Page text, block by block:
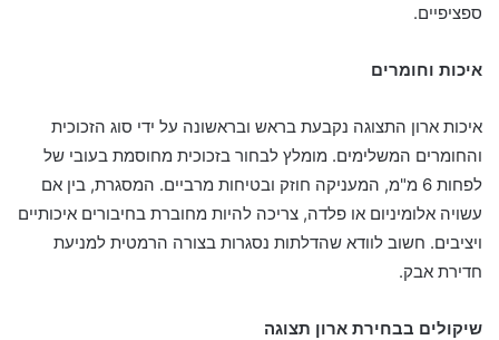
ספציפיים.
איכות וחומרים
איכות ארון התצוגה נקבעת בראש ובראשונה על ידי סוג הזכוכית
והחומרים המשלימים. מומלץ לבחור בזכוכית מחוסמת בעובי של
לפחות 6 מ"מ, המעניקה חוזק ובטיחות מרביים. המסגרת, בין אם
עשויה אלומיניום או פלדה, צריכה להיות מחוברת בחיבורים איכותיים
ויציבים. חשוב לוודא שהדלתות נסגרות בצורה הרמטית למניעת
חדירת אבק.
שיקולים בבחירת ארון תצוגה